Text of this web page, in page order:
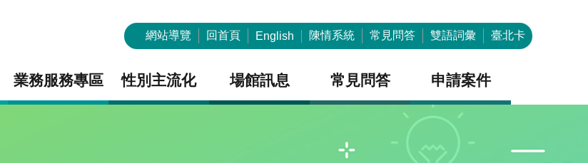
網站導覽 回首頁 English 陳情系統 常見問答 雙語詞彙 臺北卡
業務服務專區 性別主流化 場館訊息 常見問答 申請案件